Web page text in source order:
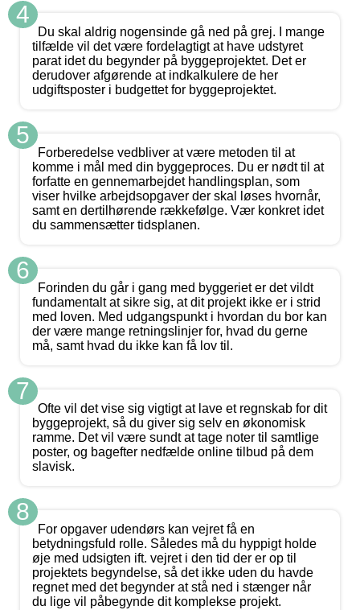
4
Du skal aldrig nogensinde gå ned på grej. I mange
tilfælde vil det være fordelagtigt at have udstyret
parat idet du begynder på byggeprojektet. Det er
derudover afgørende at indkalkulere de her
udgiftsposter i budgettet for byggeprojektet.
5
Forberedelse vedbliver at være metoden til at
komme i mål med din byggeproces. Du er nødt til at
forfatte en gennemarbejdet handlingsplan, som
viser hvilke arbejdsopgaver der skal løses hvornår,
samt en dertilhørende rækkefølge. Vær konkret idet
du sammensætter tidsplanen.
6
Forinden du går i gang med byggeriet er det vildt
fundamentalt at sikre sig, at dit projekt ikke er i strid
med loven. Med udgangspunkt i hvordan du bor kan
der være mange retningslinjer for, hvad du gerne
må, samt hvad du ikke kan få lov til.
7
Ofte vil det vise sig vigtigt at lave et regnskab for dit
byggeprojekt, så du giver sig selv en økonomisk
ramme. Det vil være sundt at tage noter til samtlige
poster, og bagefter nedfælde online tilbud på dem
slavisk.
8
For opgaver udendørs kan vejret få en
betydningsfuld rolle. Således må du hyppigt holde
øje med udsigten ift. vejret i den tid der er op til
projektets begyndelse, så det ikke uden du havde
regnet med det begynder at stå ned i stænger når
du lige vil påbegynde dit komplekse projekt.